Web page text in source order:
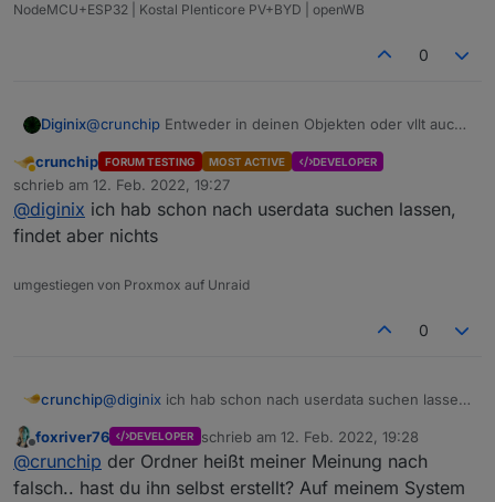
NodeMCU+ESP32 | Kostal Plenticore PV+BYD | openWB
0
Diginix@crunchip Entweder in deinen Objekten oder vllt auch
Abwesend
crunchip FORUM TESTING MOST ACTIVE DEVELOPER
schrieb am 12. Feb. 2022, 19:27
zuletzt editiert von
@diginix ich hab schon nach userdata suchen lassen,
findet aber nichts
umgestiegen von Proxmox auf Unraid
0
crunchip@diginix ich hab schon nach userdata suchen lassen,
foxriver76 DEVELOPER schrieb am 12. Feb. 2022, 19:28
zuletzt editiert von
@crunchip der Ordner heißt meiner Meinung nach
falsch.. hast du ihn selbst erstellt? Auf meinem System